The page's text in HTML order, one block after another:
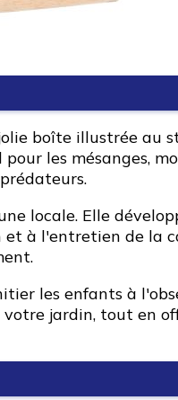
boîte illustrée au
les mésanges,
locale. Elle
à l'entretien de la
les enfants à
votre jardin, tout en